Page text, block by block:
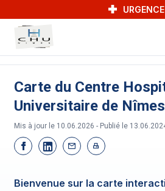
URGENCE
Carte du Centre
Universitaire de Nîmes
Mis à jour le 10.06.2026 - Publié le
Bienvenue sur la carte